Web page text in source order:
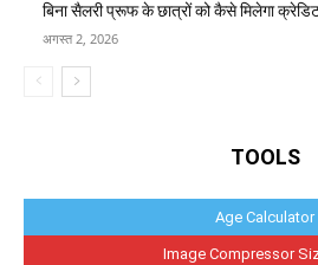
बिना सैलरी प्रूफ के छात्रों को कैसे मिलेगा
अगस्त 2, 2026
TOOLS
Age Calculator
Image Compressor